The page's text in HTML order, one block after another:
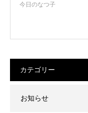
今日のなつ子
カテゴリー
お知らせ